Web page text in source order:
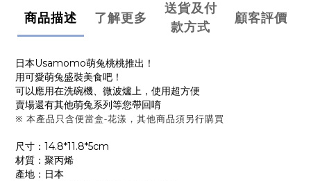
商品描述 了解更多
送貨及付
款方式
顧客評價
日本Usamomo萌兔桃桃推出！
用可愛萌兔盛裝美食吧！
可以應用在洗碗機、微波爐上，使用超方便
賣場還有其他萌兔系列等您帶回唷
※ 本產品只含便當盒-花漾，其他商品須另行購買
尺寸：14.8*11.8*5cm
材質：聚丙烯
產地：日本